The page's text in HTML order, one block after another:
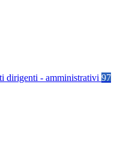
dirigenti - amministrativi 97